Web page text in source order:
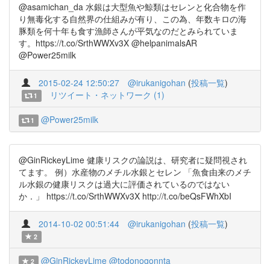
@asamichan_da 水銀は大型魚や鯨類はセレンと化合物を作
り無毒化する自然界の仕組みが有り、この為、年数キロの海
豚類を何十年も食す漁師さんが平気なのだとみられていま
す。https://t.co/SrthWWXv3X @helpanimalsAR
@Power25milk
2015-02-24 12:50:27 @irukanigohan (投稿一覧)
1 リツイート・ネットワーク (1)
1 @Power25milk
@GinRickeyLime 健康リスクの論説は、研究者に疑問視され
てます。 例）水産物のメチル水銀とセレン 「魚食由来のメチ
ル水銀の健康リスクは過大に評価されているのではない
か．」 https://t.co/SrthWWXv3X http://t.co/beQsFWhXbI
2014-10-02 00:51:44 @irukanigohan (投稿一覧)
2
2 @GinRickeyLime @todonogonnta